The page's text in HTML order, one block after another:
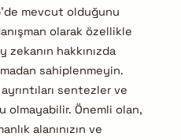
mevcut olduğunu
olarak özellikle
hakkınızda
sahiplenmeyin.
sentezler ve
olmayabilir. Önemli olan,
alanınızın ve